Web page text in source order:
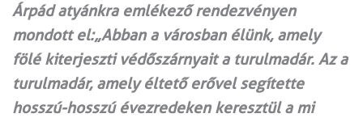
Árpád atyánkra emlékező rendezvényen
mondott el:„Abban a városban élünk, amely
fölé kiterjeszti védőszárnyait a turulmadár. Az a
turulmadár, amely éltető erővel segítette
hosszú-hosszú évezredeken keresztül a mi